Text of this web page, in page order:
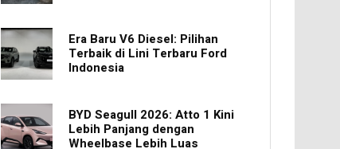
Era Baru V6 Diesel: Pilihan
Terbaik di Lini Terbaru Ford
Indonesia
BYD Seagull 2026: Atto 1 Kini
Lebih Panjang dengan
Wheelbase Lebih Luas